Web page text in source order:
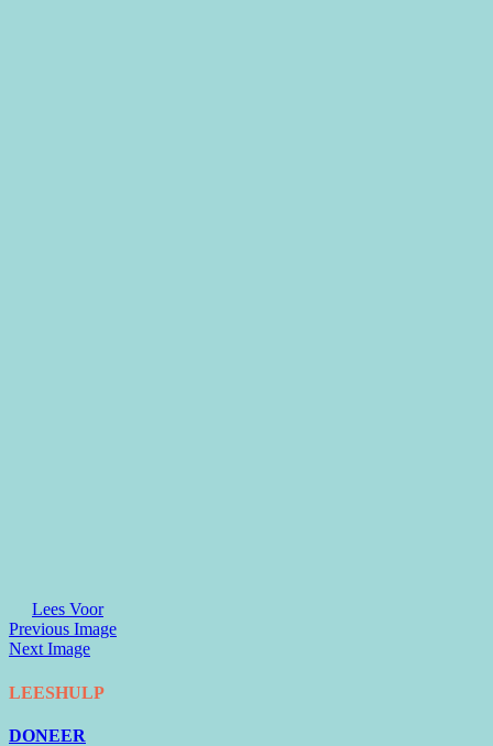
Lees Voor
Previous Image
Next Image
LEESHULP
DONEER